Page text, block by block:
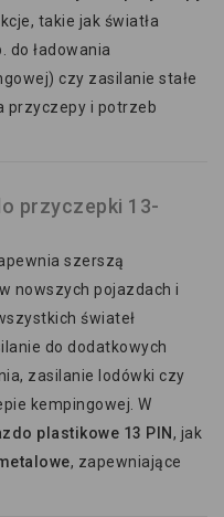
takie jak światła
do ładowania
czy zasilanie stałe
przyczepy i potrzeb
przyczepki 13-
szerszą
nowszych pojazdach i
świateł
do dodatkowych
zasilanie lodówki czy
kempingowej. W
plastikowe 13 PIN, jak
, zapewniające